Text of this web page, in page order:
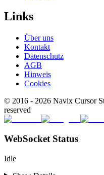
Links
Über uns
Kontakt
Datenschutz
AGB
Hinweis
Cookies
© 2016 - 2026 Navix Cursor
reserved
WebSocket Status
Idle